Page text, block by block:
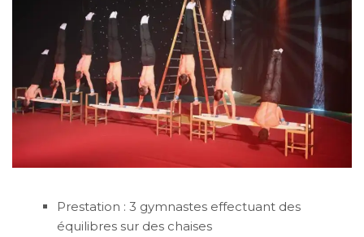
Prestation : 3 gymnastes effectuant des
équilibres sur des chaises